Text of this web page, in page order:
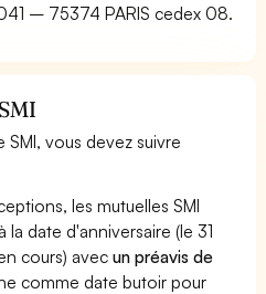
– 75374 PARIS cedex 08.
vous devez suivre
les mutuelles SMI
date d'anniversaire (le 31
cours) avecun préavis de
comme date butoir pour